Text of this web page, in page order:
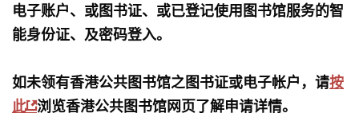
电子账户、或图书证、或已登记使用图书馆服务的智
能身份证、及密码登入。
如未领有香港公共图书馆之图书证或电子帐户，请按
此 浏览香港公共图书馆网页了解申请详情。